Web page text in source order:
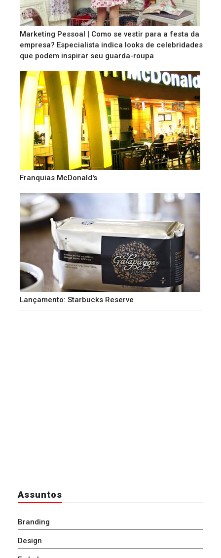
Marketing Pessoal | Como se vestir para a festa da
empresa? Especialista indica looks de celebridades
que podem inspirar seu guarda-roupa
Franquias McDonald's
Lançamento: Starbucks Reserve
Assuntos
Branding
Design